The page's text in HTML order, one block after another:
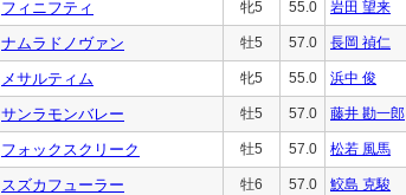
フィニフティ 牝5 55.0 岩田 望来
ナムラドノヴァン 牡5 57.0 長岡 禎仁
メサルティム 牝5 55.0 浜中 俊
サンラモンバレー 牡5 57.0 藤井 勘一郎
フォックスクリーク 牡5 57.0 松若 風馬
スズカフューラー 牡6 57.0 鮫島 克駿